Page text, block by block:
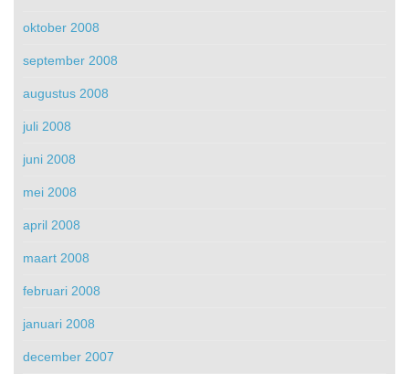
oktober 2008
september 2008
augustus 2008
juli 2008
juni 2008
mei 2008
april 2008
maart 2008
februari 2008
januari 2008
december 2007